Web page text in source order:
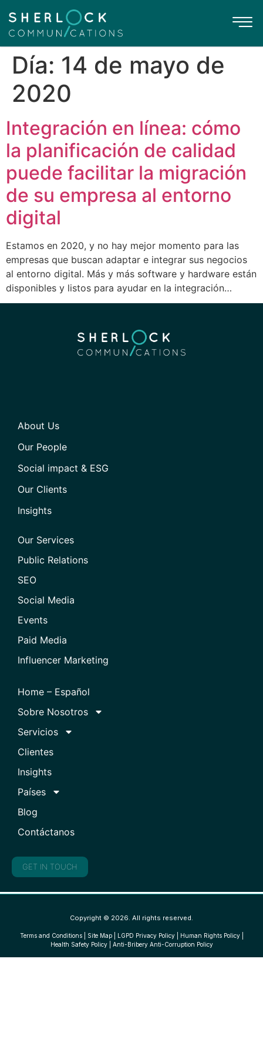
Día: 14 de mayo de
2020
Integración en línea: cómo
la planificación de calidad
puede facilitar la migración
de su empresa al entorno
digital
Estamos en 2020, y no hay mejor momento para las
empresas que buscan adaptar e integrar sus negocios
al entorno digital. Más y más software y hardware están
disponibles y listos para ayudar en la integración…
About Us
Our People
Social impact & ESG
Our Clients
Insights
Our Services
Public Relations
SEO
Social Media
Events
Paid Media
Influencer Marketing
Home – Español
Sobre Nosotros
Servicios
Clientes
Insights
Países
Blog
Contáctanos
GET IN TOUCH
Copyright © 2026. All rights reserved.
Terms and Conditions| Site Map| LGPD Privacy Policy| Human Rights Policy|
Health Safety Policy| Anti-Bribery Anti-Corruption Policy